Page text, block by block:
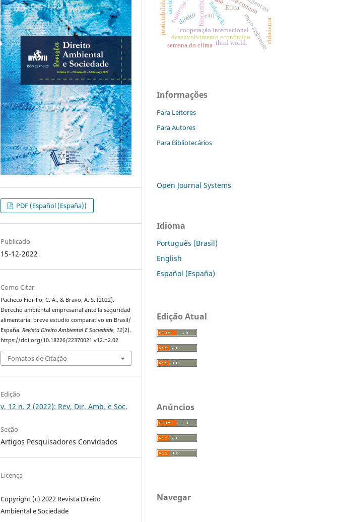
PDF (Español (España))
Publicado
15-12-2022
Como Citar
Pacheco Fiorillo, C. A., & Bravo, A. S. (2022).
Derecho ambiental empresarial ante la seguridad
alimentaria: breve estudio comparativo en Brasil/
España.Revista Direito Ambiental E Sociedade, 12(2).
https://doi.org/10.18226/22370021.v12.n2.02
Fomatos de Citação
Edição
v. 12 n. 2 (2022): Rev, Dir. Amb. e Soc.
Seção
Artigos Pesquisadores Convidados
Licença
Copyright (c) 2022 Revista Direito
Ambiental e Sociedade
cooperação internacional
desenvolvimento econômicomeio ambiente
direito
Ética
cidadania
habitação
third world.
c40
semana do clima
justiciabilidade
Informações
Para Leitores
Para Autores
Para Bibliotecários
Open Journal Systems
Idioma
Português (Brasil)
English
Español (España)
Edição Atual
Anúncios
Navegar